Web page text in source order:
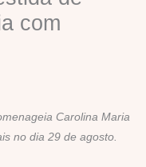
com
Carolina Maria
no dia 29 de agosto.